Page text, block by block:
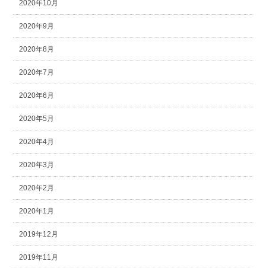
2020年10月
2020年9月
2020年8月
2020年7月
2020年6月
2020年5月
2020年4月
2020年3月
2020年2月
2020年1月
2019年12月
2019年11月